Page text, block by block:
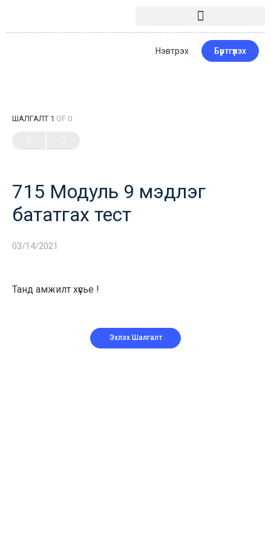
Нэвтрэх Бүртгүүлэх
ШАЛГАЛТ 1 OF 0
715 Модуль 9 мэдлэг
бататгах тест
03/14/2021
Танд амжилт хүсье !